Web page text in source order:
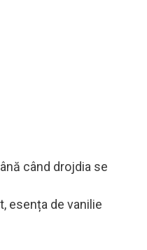
când drojdia se
esența de vanilie